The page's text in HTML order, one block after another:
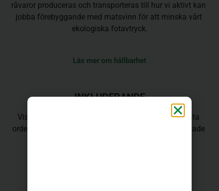
råvaror produceras och transporteras till hur vi aktivt kan
jobba förebyggande med matsvinn för att minska vårt
ekologiska fotavtryck.
Läs mer om hållbarhet
INKLUDERANDE
Vissa av oss behöver specialkost. Alla ska kunna äta
ordentligt och det ska alltid finnas säkra och anpassade